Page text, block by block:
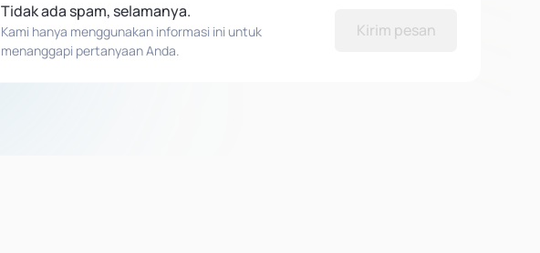
Tidak ada spam, selamanya.
Kami hanya menggunakan informasi ini untuk
menanggapi pertanyaan Anda.
Kirim pesan